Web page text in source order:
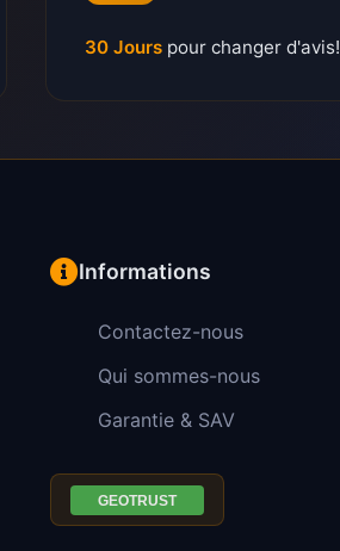
30 Jours pour changer d'avis!
Informations
Contactez-nous
Qui sommes-nous
Garantie & SAV